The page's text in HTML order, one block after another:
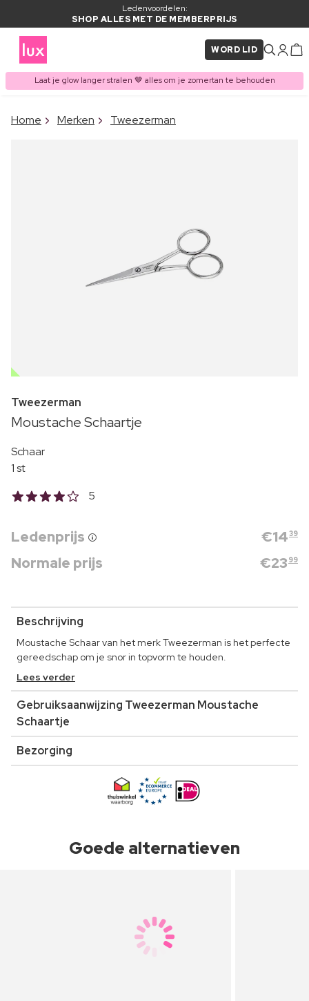
Ledenvoordelen:
SHOP ALLES MET DE MEMBERPRIJS
WORD LID
Laat je glow langer stralen 🤎 alles om je zomertan te behouden
ITEM TOEGEVOEGD AAN
Home Merken Tweezerman
OUTLET
Tweezerman
Moustache Schaartje
Schaar
1 st
5
Ledenprijs €1439
Normale prijs €23 99
Beschrijving
Moustache Schaar van het merk Tweezerman is het perfecte
gereedschap om je snor in topvorm te houden.
Lees verder
Gebruiksaanwijzing Tweezerman Moustache
Schaartje
Bezorging
Goede alternatieven